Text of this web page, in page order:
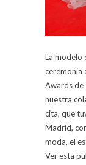
La modelo
ceremonia
Awards de
nuestra
cita, que
Madrid,
moda, el
Ver esta